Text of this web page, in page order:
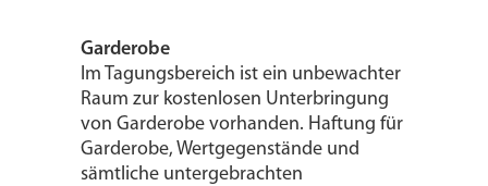
Garderobe
Im Tagungsbereich ist ein unbewachter
Raum zur kostenlosen Unterbringung
von Garderobe vorhanden. Haftung für
Garderobe, Wertgegenstände und
sämtliche untergebrachten